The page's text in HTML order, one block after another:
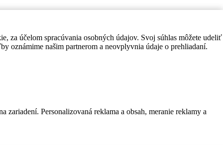
za účelom spracúvania osobných údajov. Svoj súhlas môžete udeliť
oznámime našim partnerom a neovplyvnia údaje o prehliadaní.
Personalizovaná reklama a obsah, meranie reklamy a